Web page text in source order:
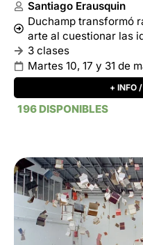
CONCEPTOS PARA
PRESENCIAL
Una introducción
contemporáneo:
perderse
Valeria Stefanini